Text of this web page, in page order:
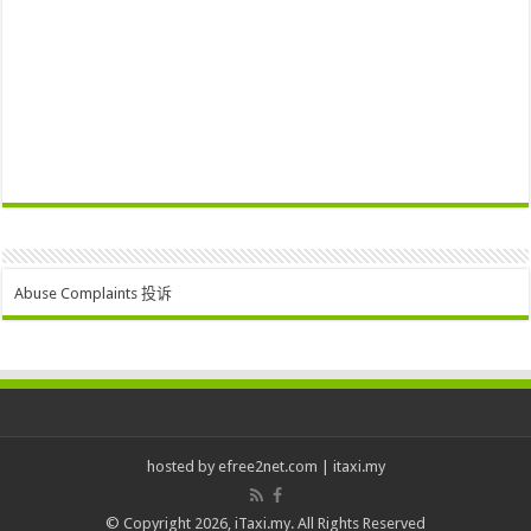
Abuse Complaints 投诉
hosted by efree2net.com itaxi.my
© Copyright 2026, iTaxi.my. All Rights Reserved